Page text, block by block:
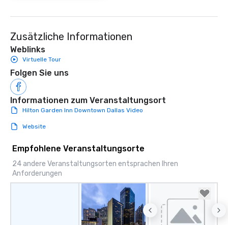
Zusätzliche Informationen
Weblinks
Virtuelle Tour
Folgen Sie uns
Informationen zum Veranstaltungsort
Hilton Garden Inn Downtown Dallas Video
Website
Empfohlene Veranstaltungsorte
24 andere Veranstaltungsorten entsprachen Ihren
Anforderungen